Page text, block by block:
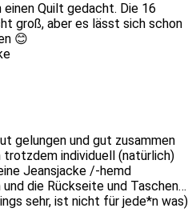
einen Quilt gedacht. Die 16
groß, aber es lässt sich schon
😊
gelungen und gut zusammen
trotzdem individuell (natürlich)
Jeansjacke /-hemd
die Rückseite und Taschen…
sehr, ist nicht für jede*n was)